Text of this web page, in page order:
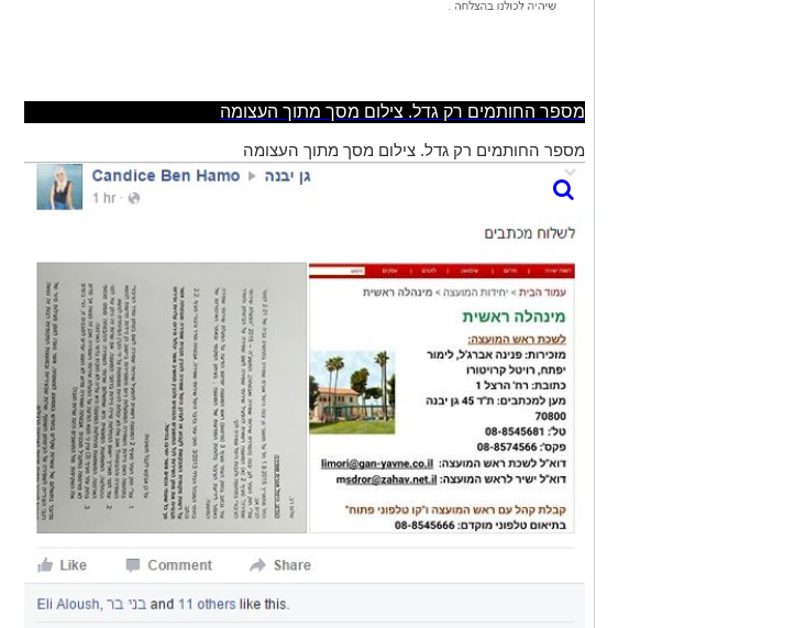
מספר החותמים רק גדל. צילום מסך מתוך העצומה
מספר החותמים רק גדל. צילום מסך מתוך העצומה